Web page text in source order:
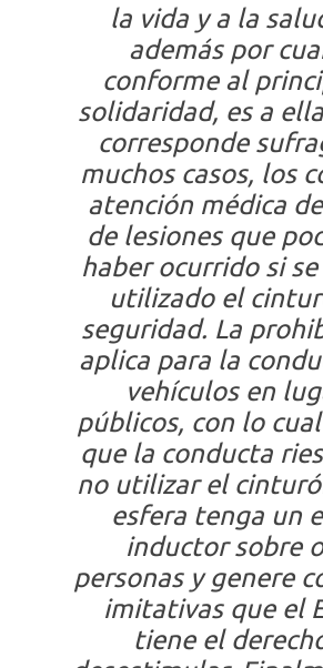
la vida y a la
además por
conforme al
solidaridad, es a
corresponde
muchos casos, los
atención médica
de lesiones que
haber ocurrido si
utilizado el
seguridad. La
aplica para la
vehículos en
públicos, con lo
que la conducta
no utilizar el
esfera tenga un
inductor sobre
personas y genere
imitativas que el
tiene el